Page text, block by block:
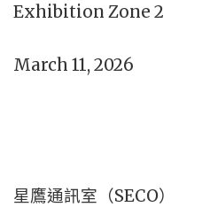
Exhibition Zone 2
March 11, 2026
星鷹通訊室（SECO）